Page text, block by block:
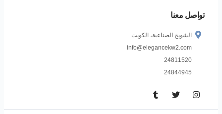
تواصل معنا
الشويخ الصناعية، الكويت
info@elegancekw2.com
24811520
24844945